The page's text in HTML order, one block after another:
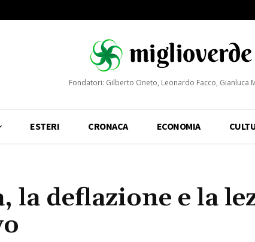
Fondatori: Gilberto Oneto, Leonardo Facco, Gianluca
ESTERI CRONACA ECONOMIA
la deflazione e la